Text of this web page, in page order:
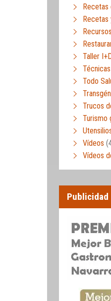
Taller
Todo
Trucos
Turismo
Vídeos
Vídeos
Publicidad